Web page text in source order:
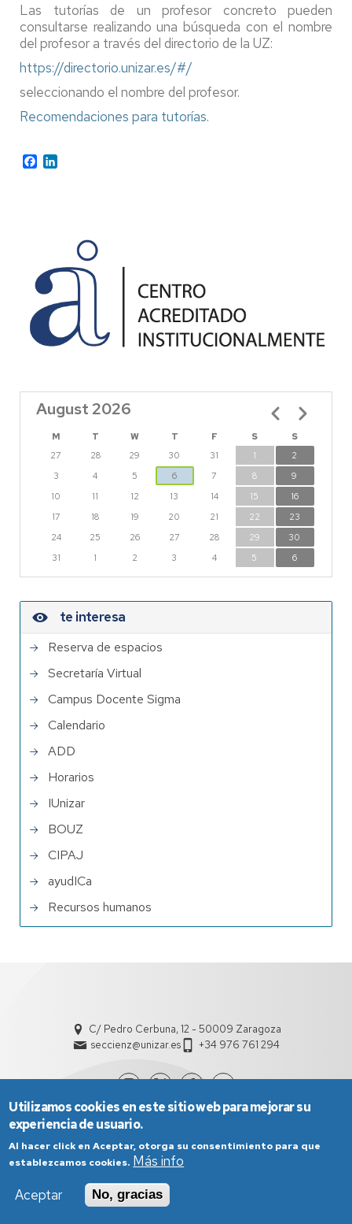
Las tutorías de un profesor concreto pueden
consultarse realizando una búsqueda con el nombre
del profesor a través del directorio de la UZ:
https://directorio.unizar.es/#/
seleccionando el nombre del profesor.
Recomendaciones para tutorías.
Facebook
August 2026
M T W T F S
S
27
28 29 30 31 1
2
3
4 5 6 7 8
9
10
11 12 13 14 15
16
17
18 19 20 21 22
23
24
25 26 27 28 29
30
31
1 2 3 4 5 6
Pagination
te interesa
Reserva de espacios
Secretaría Virtual
Campus Docente Sigma
Calendario
ADD
Horarios
IUnizar
BOUZ
CIPAJ
ayudICa
Recursos humanos
C/ Pedro Cerbuna, 12 - 50009 Zaragoza
seccienz@unizar.es
+34 976 761 294
Aviso Legal
Condiciones generales de uso
Política de Privacidad
Utilizamos cookies en este sitio web para mejorar su
experiencia de usuario.
Al hacer click en Aceptar, otorga su consentimiento para que
establezcamos cookies. Más info
Aceptar
No, gracias